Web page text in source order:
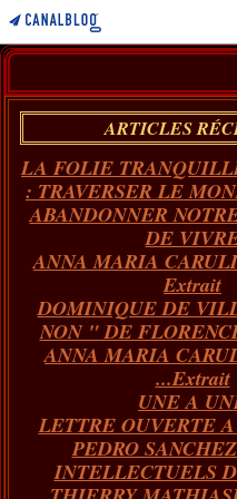
ARTICLES
LA FOLIE
: TRAVERSER LE
ABANDONNER
DE
ANNA MARIA
Extrait
DOMINIQUE DE
NON " DE
ANNA MARIA
...Extrait
UNE A
LETTRE OUVERTE
PEDRO
INTELLECTUELS